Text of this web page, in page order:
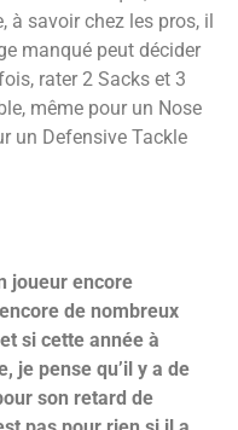
à savoir chez les pros, il
manqué peut décider
rater 2 Sacks et 3
même pour un Nose
un Defensive Tackle
joueur encore
de nombreux
si cette année à
je pense qu’il y a de
son retard de